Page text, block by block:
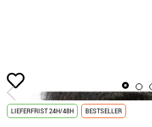
Beginn
LIEFERFRIST 24H/48H BESTSELLER